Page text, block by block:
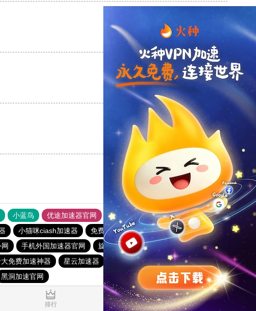
反对
反对[0]
小蓝鸟 优途加速器官网 风驰加速器 旋风加速器
八戒看书
小猫咪ciash加速器 免费vqn加速外网安卓 vp免费加速
迷雾通
手机外国加速器官网 旋风pvn加速器
外网加速免费软件
免费加速神器 星云加速器 vp免费加速
免费VQN下载站
黑洞加速官网
排行 推荐